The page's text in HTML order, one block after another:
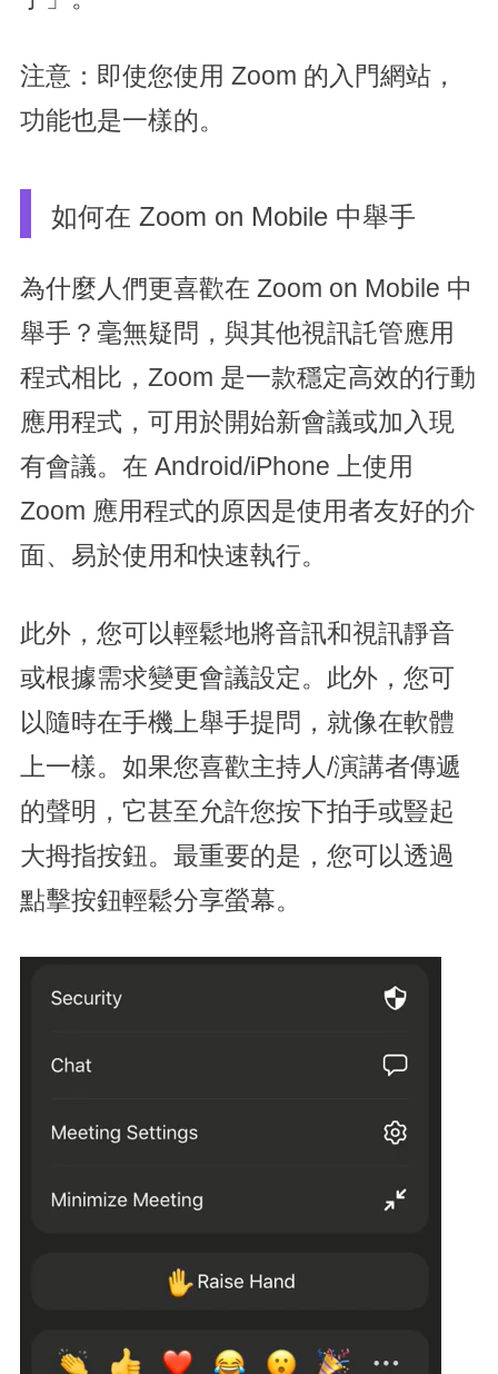
注意：即使您使用 Zoom 的入門網站，
功能也是一樣的。
如何在 Zoom on Mobile 中舉手
為什麼人們更喜歡在 Zoom on Mobile 中
舉手？毫無疑問，與其他視訊託管應用
程式相比，Zoom 是一款穩定高效的行動
應用程式，可用於開始新會議或加入現
有會議。在 Android/iPhone 上使用
Zoom 應用程式的原因是使用者友好的介
面、易於使用和快速執行。
此外，您可以輕鬆地將音訊和視訊靜音
或根據需求變更會議設定。此外，您可
以隨時在手機上舉手提問，就像在軟體
上一樣。如果您喜歡主持人/演講者傳遞
的聲明，它甚至允許您按下拍手或豎起
大拇指按鈕。最重要的是，您可以透過
點擊按鈕輕鬆分享螢幕。